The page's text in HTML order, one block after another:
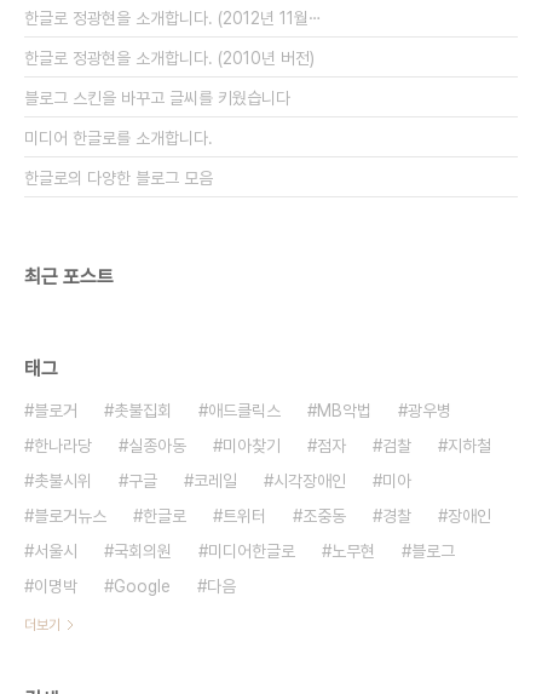
공개한다. ▲ 강남역(Kangnam..
한글로 정광현을 소개합니다. (2012년 11월⋯
한글로 정광현을 소개합니다. (2010년 버전)
블로그 스킨을 바꾸고 글씨를 키웠습니다
미디어 한글로를 소개합니다.
한글로의 다양한 블로그 모음
최근 포스트
태그
블로거 촛불집회 애드클릭스 MB악법
광우병
한나라당
실종아동 미아찾기 점자 검찰
지하철
촛불시위
구글 코레일 시각장애인
미아
블로거뉴스
한글로 트위터 조중동 경찰
장애인
서울시
국회의원 미디어한글로 노무현
블로그
이명박
Google 다음
더보기